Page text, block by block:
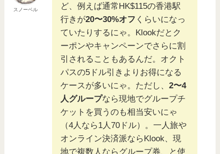
スノーベル
ど、例えば通常HK$115の香港駅
行きが20〜30%オフ くらいになっ
ていたりするにゃ。Klookだとク
ーポンやキャンペーンでさらに割
引されることもあるんだ。オクト
パスの5ドル引きよりお得になる
ケースが多いにゃ。ただし、2〜4
人グループなら現地でグループチ
ケットを買うのも相当安いにゃ
（4人なら1人70ドル）。一人旅や
オンライン決済派ならKlook、現
地で複数人ならグループ券、と使